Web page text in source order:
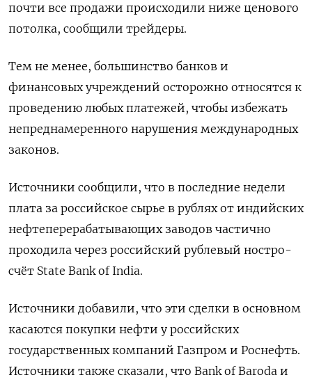
почти все продажи происходили ниже ценового
потолка, сообщили трейдеры.
Тем не менее, большинство банков и
финансовых учреждений осторожно относятся к
проведению любых платежей, чтобы избежать
непреднамеренного нарушения международных
законов.
Источники сообщили, что в последние недели
плата за российское сырье в рублях от индийских
нефтеперерабатывающих заводов частично
проходила через российский рублевый ностро-
счёт State Bank of India.
Источники добавили, что эти сделки в основном
касаются покупки нефти у российских
государственных компаний Газпром и Роснефть.
Источники также сказали, что Bank of Baroda и